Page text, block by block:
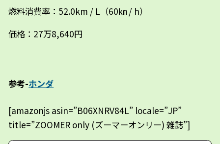
燃料消費率：52.0km / L（60㎞ / h）
価格：27万8,640円
参考-ホンダ
[amazonjs asin=”B06XNRV84L” locale=”JP”
title=”ZOOMER only (ズーマーオンリー) 雑誌”]